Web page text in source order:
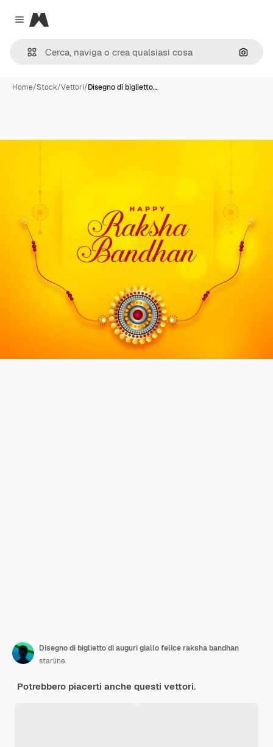
Close menu
Magnific
Cerca
Home/Stock/Vettori/Disegno di biglietto…
Disegno di biglietto di auguri giallo felice raksha bandhan
starline
Potrebbero piacerti anche questi vettori.